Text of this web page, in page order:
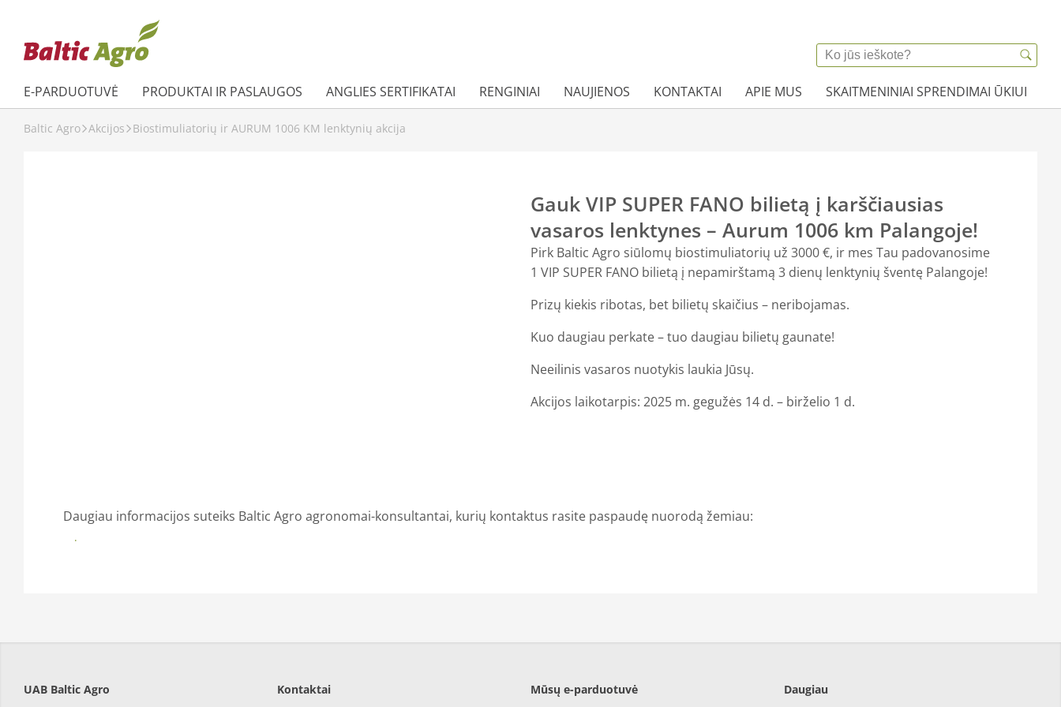
E-PARDUOTUVĖ PRODUKTAI IR PASLAUGOS ANGLIES SERTIFIKATAI RENGINIAI NAUJIENOS KONTAKTAI APIE MUS SKAITMENINIAI SPRENDIMAI ŪKIUI
Baltic Agro Akcijos Biostimuliatorių ir AURUM 1006 KM lenktynių akcija
Gauk VIP SUPER FANO bilietą į karščiausias
vasaros lenktynes – Aurum 1006 km Palangoje!
Pirk Baltic Agro siūlomų biostimuliatorių už 3000 €, ir mes Tau padovanosime
1 VIP SUPER FANO bilietą į nepamirštamą 3 dienų lenktynių šventę Palangoje!
Prizų kiekis ribotas, bet bilietų skaičius – neribojamas.
Kuo daugiau perkate – tuo daugiau bilietų gaunate!
Neeilinis vasaros nuotykis laukia Jūsų.
Akcijos laikotarpis: 2025 m. gegužės 14 d. – birželio 1 d.
Daugiau informacijos suteiks Baltic Agro agronomai-konsultantai, kurių kontaktus rasite paspaudę nuorodą žemiau:
KONTAKTAI
UAB Baltic Agro Kontaktai Mūsų e-parduotuvė Daugiau